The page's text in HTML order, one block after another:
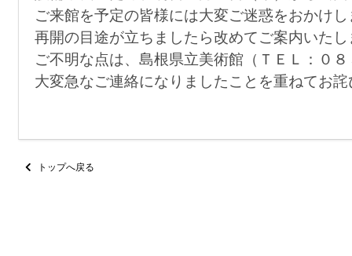
ご来館を予定の皆様には大変ご迷惑をおかけ
再開の目途が立ちましたら改めてご案内いた
ご不明な点は、島根県立美術館（ＴＥＬ：０
大変急なご連絡になりましたことを重ねてお
トップへ戻る